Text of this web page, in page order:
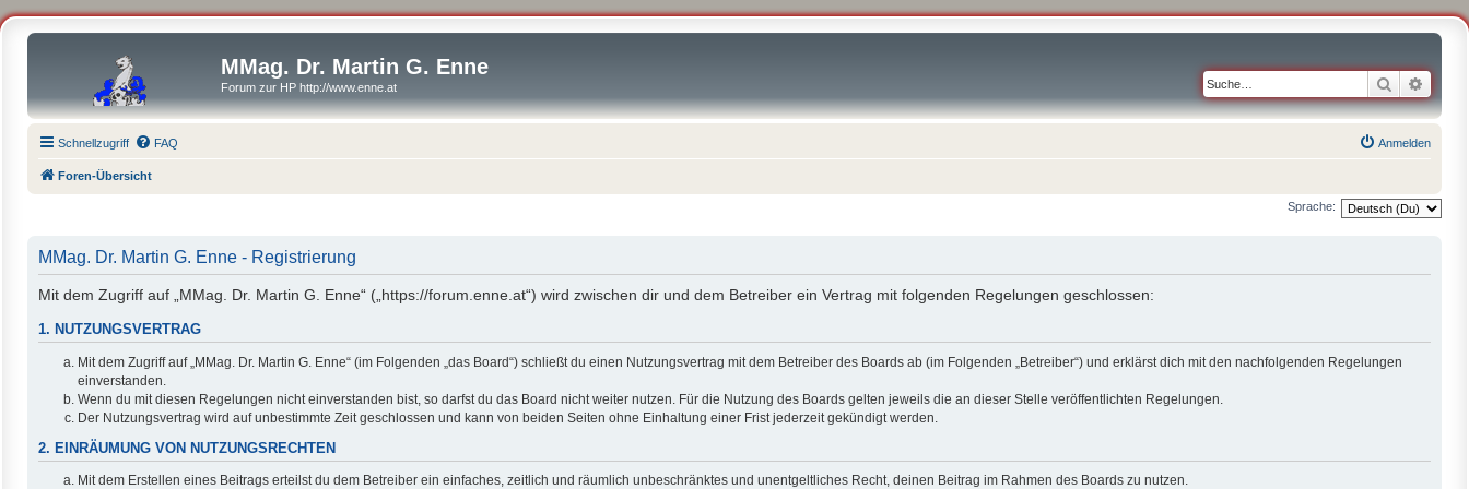
MMag. Dr. Martin G. Enne
Forum zur HP http://www.enne.at Suche
Schnellzugriff FAQ Anmelden
Foren-Übersicht
Sprache:
MMag. Dr. Martin G. Enne - Registrierung
Mit dem Zugriff auf „MMag. Dr. Martin G. Enne“ („https://forum.enne.at“) wird zwischen dir und dem Betreiber ein Vertrag mit folgenden Regelungen geschlossen:
1. NUTZUNGSVERTRAG
Mit dem Zugriff auf „MMag. Dr. Martin G. Enne“ (im Folgenden „das Board“) schließt du einen Nutzungsvertrag mit dem Betreiber des Boards ab (im Folgenden „Betreiber“) und erklärst dich mit den nachfolgenden Regelungen
einverstanden.
Wenn du mit diesen Regelungen nicht einverstanden bist, so darfst du das Board nicht weiter nutzen. Für die Nutzung des Boards gelten jeweils die an dieser Stelle veröffentlichten Regelungen.
Der Nutzungsvertrag wird auf unbestimmte Zeit geschlossen und kann von beiden Seiten ohne Einhaltung einer Frist jederzeit gekündigt werden.
2. EINRÄUMUNG VON NUTZUNGSRECHTEN
Mit dem Erstellen eines Beitrags erteilst du dem Betreiber ein einfaches, zeitlich und räumlich unbeschränktes und unentgeltliches Recht, deinen Beitrag im Rahmen des Boards zu nutzen.